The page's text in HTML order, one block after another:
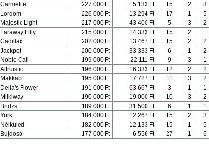
Carmelite 227 000 Ft 15 133 Ft 15 2 3
Lordom 226 000 Ft 13 294 Ft 17 1 5
Majestic Light 217 000 Ft 43 400 Ft 5 3
2
Faraway Filly 215 000 Ft 14 333 Ft 15 2
Cadillac 202 000 Ft 13 467 Ft 15 2 2
Jackpot 200 000 Ft 33 333 Ft 6 1 2
Noble Call 199 000 Ft 22 111 Ft 9 3 1
Altruistic 196 000 Ft 16 333 Ft 12 2 2
Makkabi 195 000 Ft 17 727 Ft 11 3 2
Delia's Flower 191 000 Ft 63 667 Ft 3 1 1
Milkiway 190 000 Ft 19 000 Ft 10 3 2
Bridzs 189 000 Ft 31 500 Ft 6 1 1
York 184 000 Ft 12 267 Ft 15 2 3
Nélküled 182 000 Ft 12 133 Ft 15 1 5
Bujdosó 177 000 Ft 6 556 Ft 27 1 6